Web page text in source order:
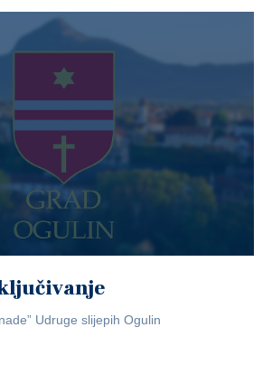
Udruge slijepih Ogulin